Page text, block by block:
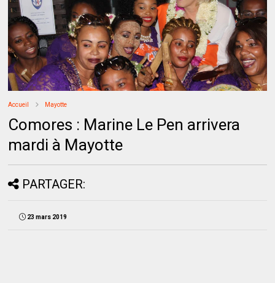
Accueil Mayotte
Comores : Marine Le Pen arrivera
mardi à Mayotte
PARTAGER:
23 mars 2019